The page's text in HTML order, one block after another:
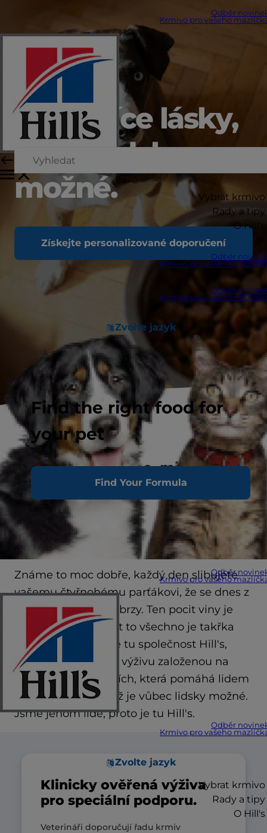
Odběr
Krmivo pro vašeho
Vybrat krmivo
Rady a tipy
O Hill's
Odběr
Krmivo pro vašeho
Odběr
Krmivo pro vašeho
Zvolte jazyk
Find the right food for
your pet
Find Your Formula
Odběr
Krmivo pro vašeho
Odběr
Krmivo pro vašeho
Zvolte jazyk
Vybrat krmivo
Rady a tipy
O Hill's
Dejte více lásky,
než je lidsky
možné.
Získejte personalizované doporučení
My vám rozumíme, milovníci
mazlíčků.
Známe to moc dobře, každý den slibujete
vašemu čtyřnohému parťákovi, že se dnes z
práce vrátíte domů brzy. Ten pocit viny je
skutečný. Zvládnout to všechno je takřka
nemožné, a proto je tu společnost Hill's,
která vyvíjí účinnou výživu založenou na
vědeckých poznatcích, která pomáhá lidem
dávat více lásky, než je vůbec lidsky možné.
Jsme jenom lidé, proto je tu Hill's.
Klinicky ověřená výživa
pro speciální podporu.
Veterináři doporučují řadu krmiv